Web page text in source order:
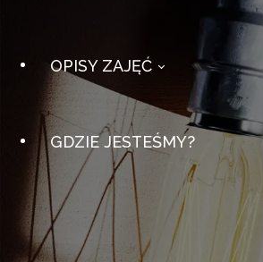
Tu zacznij シ
Harmonogram Zajęć
Cennik
Jak Się Przygotować?
Jak Do Nas Trafić?
OPISY ZAJĘĆ
RODZAJE ZAJĘĆ JOGI
Kurs Joga Pierwszy Krok
Rocket Joga Dla
Początkujących
GDZIE JESTEŚMY?